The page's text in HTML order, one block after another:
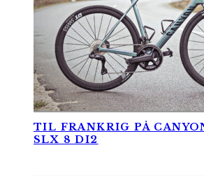
TIL FRANKRIG PÅ
SLX 8 DI2